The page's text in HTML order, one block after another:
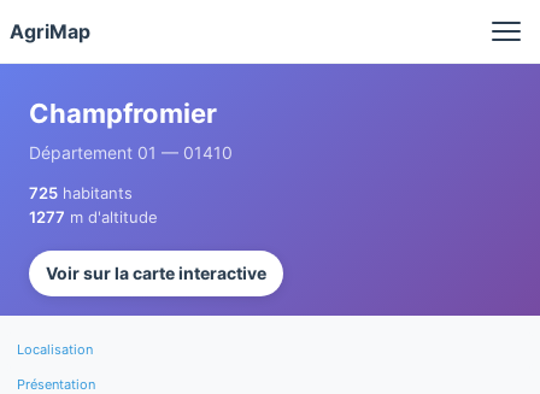
AgriMap
Champfromier
Département 01 — 01410
725 habitants
1277 m d'altitude
Voir sur la carte interactive
Localisation
Présentation